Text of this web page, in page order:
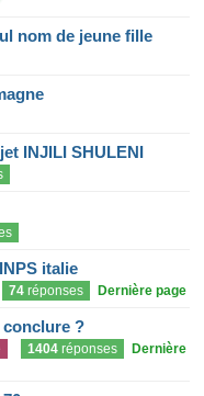
nom de jeune fille
INJILI SHULENI
italie
74 réponses Dernière page
conclure ?
1404 réponses
Dernière